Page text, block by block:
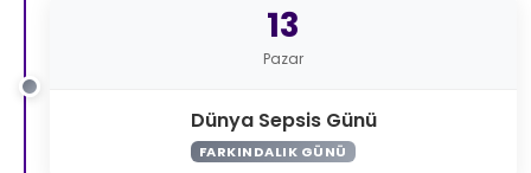
13
Pazar
Dünya Sepsis Günü
FARKINDALIK GÜNÜ